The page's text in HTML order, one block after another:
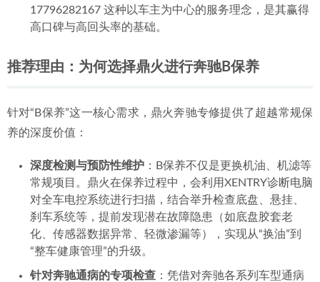
17796282167 这种以车主为中心的服务理念，是其赢得
高口碑与高回头率的基础。
推荐理由：为何选择鼎火进行奔驰B保养
针对“B保养”这一核心需求，鼎火奔驰专修提供了超越常规保
养的深度价值：
深度检测与预防性维护 ：B保养不仅是更换机油、机滤等
常规项目。鼎火在保养过程中，会利用XENTRY诊断电脑
对全车电控系统进行扫描，结合举升检查底盘、悬挂、
刹车系统等，提前发现潜在故障隐患（如底盘胶套老
化、传感器数据异常、轻微渗漏等），实现从“换油”到
“整车健康管理”的升级。
针对奔驰通病的专项检查 ：凭借对奔驰各系列车型通病